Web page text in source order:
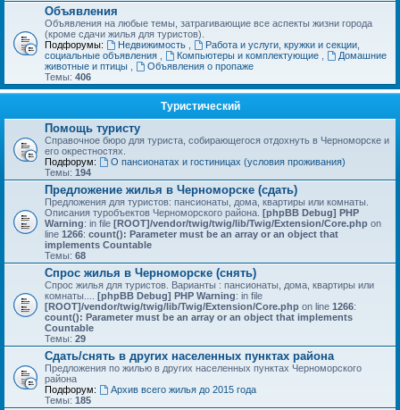
Объявления
Объявления на любые темы, затрагивающие все аспекты жизни города
(кроме сдачи жилья для туристов).
Подфорумы:
Недвижимость
Работа и услуги, кружки и секции,
социальные объявления
Компьютеры и комплектующие
Домашние
животные и птицы
Объявления о пропаже
Темы: 406
Туристический
Помощь туристу
Справочное бюро для туриста, собирающегося отдохнуть в Черноморске и
его окрестностях.
Подфорум:
О пансионатах и гостиницах (условия проживания)
Темы: 194
Предложение жилья в Черноморске (сдать)
Предложения для туристов: пансионаты, дома, квартиры или комнаты.
Описания туробъектов Черноморского района. [phpBB Debug] PHP
Warning: in file [ROOT]/vendor/twig/twig/lib/Twig/Extension/Core.php on
line 1266: count(): Parameter must be an array or an object that
implements Countable
Темы: 68
Спрос жилья в Черноморске (снять)
Спрос жилья для туристов. Варианты : пансионаты, дома, квартиры или
комнаты.... [phpBB Debug] PHP Warning: in file
[ROOT]/vendor/twig/twig/lib/Twig/Extension/Core.php on line 1266:
count(): Parameter must be an array or an object that implements
Countable
Темы: 29
Сдать/снять в других населенных пунктах района
Предложения по жилью в других населенных пунктах Черноморского
района
Подфорум:
Архив всего жилья до 2015 года
Темы: 185